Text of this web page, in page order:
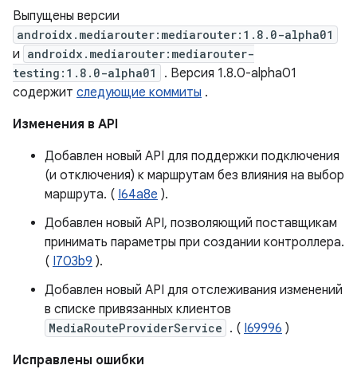
Выпущены версии
androidx.mediarouter:mediarouter:1.8.0-alpha01
и androidx.mediarouter:mediarouter-
testing:1.8.0-alpha01
. Версия 1.8.0-alpha01
содержит следующие коммиты .
Изменения в API
Добавлен новый API для поддержки подключения
(и отключения) к маршрутам без влияния на выбор
маршрута. ( I64a8e ).
Добавлен новый API, позволяющий поставщикам
принимать параметры при создании контроллера.
( I703b9 ).
Добавлен новый API для отслеживания изменений
в списке привязанных клиентов
MediaRouteProviderService . ( I69996 )
Исправлены ошибки